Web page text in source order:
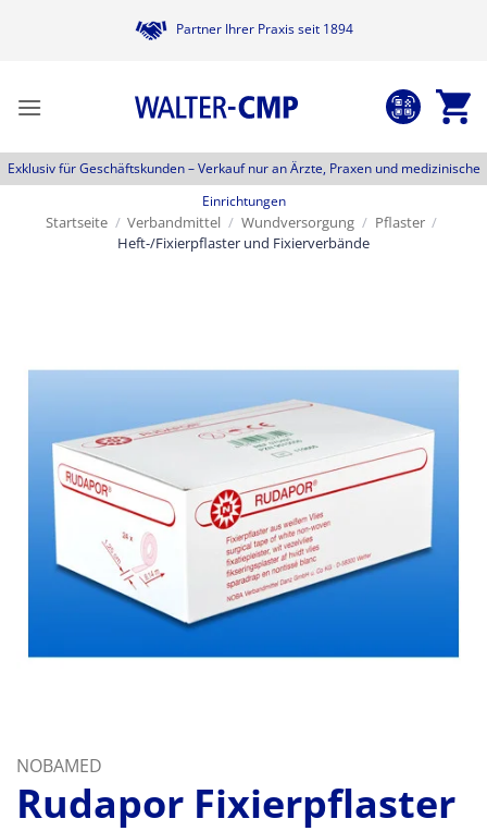
Partner Ihrer Praxis seit 1894
Exklusiv für Geschäftskunden –Verkauf nur an Ärzte, Praxen und medizinische
Einrichtungen
Startseite / Verbandmittel / Wundversorgung / Pflaster /
Heft-/Fixierpflaster und Fixierverbände
NOBAMED
Rudapor Fixierpflaster